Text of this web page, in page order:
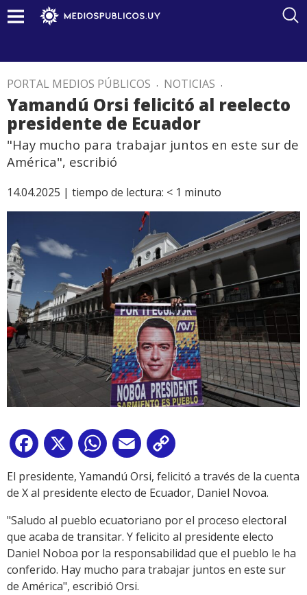
PORTAL MEDIOS PÚBLICOS . NOTICIAS .
Yamandú Orsi felicitó al reelecto
presidente de Ecuador
"Hay mucho para trabajar juntos en este sur de
América", escribió
14.04.2025 | tiempo de lectura: < 1 minuto
Facebook
X WhatsApp
Email
Link
El presidente, Yamandú Orsi, felicitó a través de la cuenta
de X al presidente electo de Ecuador, Daniel Novoa.
"Saludo al pueblo ecuatoriano por el proceso electoral
que acaba de transitar. Y felicito al presidente electo
Daniel Noboa por la responsabilidad que el pueblo le ha
conferido. Hay mucho para trabajar juntos en este sur
de América", escribió Orsi.